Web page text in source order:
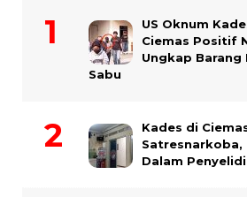
US Oknum
Ciemas Positif
Ungkap
Sabu
Kades di
Satresnarkoba,
Dalam